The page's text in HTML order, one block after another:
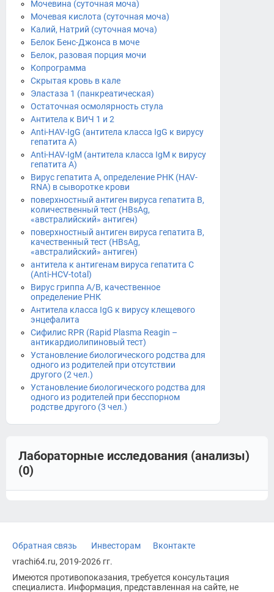
Мочевина (суточная моча)
Мочевая кислота (суточная моча)
Калий, Натрий (суточная моча)
Белок Бенс-Джонса в моче
Белок, разовая порция мочи
Копрограмма
Скрытая кровь в кале
Эластаза 1 (панкреатическая)
Остаточная осмолярность стула
Антитела к ВИЧ 1 и 2
Anti-HAV-IgG (антитела класса IgG к вирусу
гепатита А)
Anti-HAV-IgM (антитела класса IgM к вирусу
гепатита А)
Вирус гепатита А, определение РНК (HAV-
RNA) в сыворотке крови
поверхностный антиген вируса гепатита B,
количественный тест (HBsAg,
«австралийский» антиген)
поверхностный антиген вируса гепатита B,
качественный тест (HBsAg,
«австралийский» антиген)
антитела к антигенам вируса гепатита C
(Anti-HCV-total)
Вирус гриппа А/B, качественное
определение РНК
Антитела класса IgG к вирусу клещевого
энцефалита
Сифилис RPR (Rapid Plasma Reagin –
антикардиолипиновый тест)
Установление биологического родства для
одного из родителей при отсутствии
другого (2 чел.)
Установление биологического родства для
одного из родителей при бесспорном
родстве другого (3 чел.)
Лабораторные исследования (анализы)
(0)
Обратная связь Инвесторам
Вконтакте
vrachi64.ru, 2019-2026 гг.
Имеются противопоказания, требуется консультация
специалиста. Информация, представленная на сайте, не